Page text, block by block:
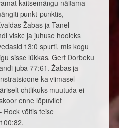
kaitsemängu näitama
punkt-punktis,
Žabas ja Tanel
viske ja juhuse hooleks
13:0 spurti, mis kogu
sisse lükkas. Gert Dorbeku
juba 77:61. Žabas ja
ka viimasel
ohtlikuks muutuda ei
enne lõpuvilet
Rock võitis teise